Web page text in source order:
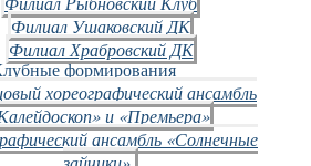
Филиал Ушаковский ДК
Филиал Храбровский ДК
формирования
хореографический ансамбль
и «Премьера»
ансамбль «Солнечные